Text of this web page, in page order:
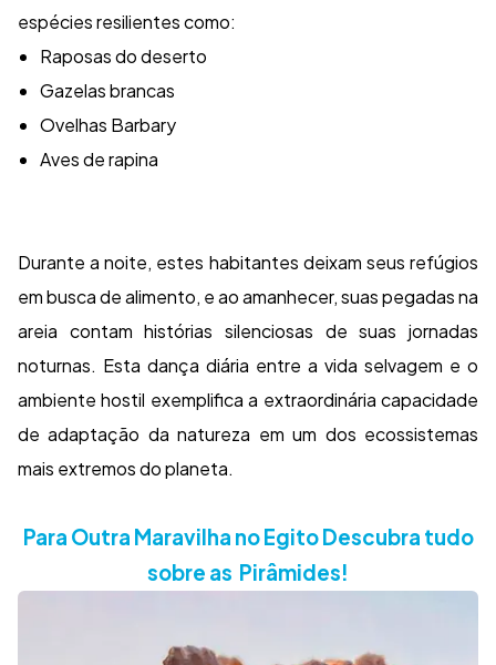
espécies resilientes como:
Raposas do deserto
Gazelas brancas
Ovelhas Barbary
Aves de rapina
Durante a noite, estes habitantes deixam seus refúgios
em busca de alimento, e ao amanhecer, suas pegadas na
areia contam histórias silenciosas de suas jornadas
noturnas. Esta dança diária entre a vida selvagem e o
ambiente hostil exemplifica a extraordinária capacidade
de adaptação da natureza em um dos ecossistemas
mais extremos do planeta.
Para Outra Maravilha no Egito Descubra tudo
sobre as Pirâmides!